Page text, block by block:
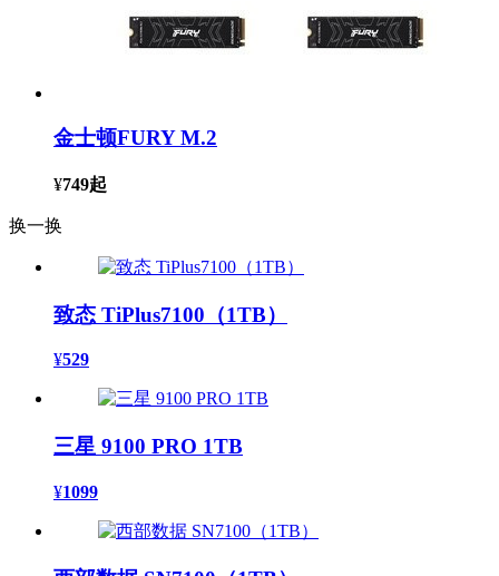
金士顿FURY M.2
¥749起
换一换
致态 TiPlus7100（1TB）
¥529
三星 9100 PRO 1TB
¥1099